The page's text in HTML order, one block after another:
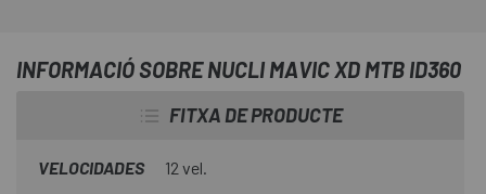
INFORMACIÓ SOBRE NUCLI MAVIC XD MTB ID360
FITXA DE PRODUCTE
VELOCIDADES 12 vel.